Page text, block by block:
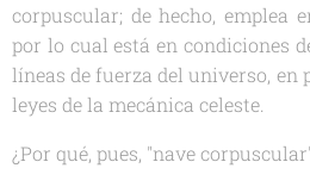
corpuscular; de hecho, emplea
por lo cual está en condiciones
líneas de fuerza del universo, en
leyes de la mecánica celeste.
¿Por qué, pues, "nave